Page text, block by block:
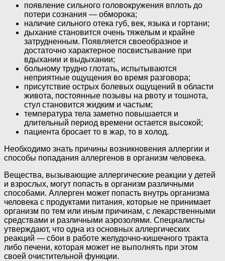
появление сильного головокружения вплоть до
потери сознания — обморока;
наличие сильного отека губ, век, языка и гортани;
дыхание становится очень тяжелым и крайне
затрудненным. Появляется своеобразное и
достаточно характерное посвистывание при
вдыхании и выдыхании;
больному трудно глотать, испытываются
неприятные ощущения во время разговора;
присутствие острых болевых ощущений в области
живота, постоянные позывы на рвоту и тошнота,
стул становится жидким и частым;
температура тела заметно повышается и
длительный период времени остается высокой;
пациента бросает то в жар, то в холод.
Необходимо знать причины возникновения аллергии и
способы попадания аллергенов в организм человека.
Вещества, вызывающие аллергические реакции у детей
и взрослых, могут попасть в организм различными
способами. Аллерген может попасть внутрь организма
человека с продуктами питания, которые не принимает
организм по тем или иным причинам, с лекарственными
средствами и различными аэрозолями. Специалисты
утверждают, что одна из основных аллергических
реакций — сбои в работе желудочно-кишечного тракта
либо печени, которая может не выполнять при этом
своей очистительной функции.